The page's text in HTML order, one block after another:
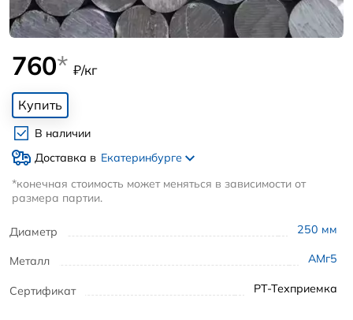
Диаметр 250 мм
Металл АМг5
Сертификат РТ-Техприемка
760* ₽/кг
Купить
В наличии
Доставка в Екатеринбурге
*конечная стоимость может меняться в зависимости от
размера партии.